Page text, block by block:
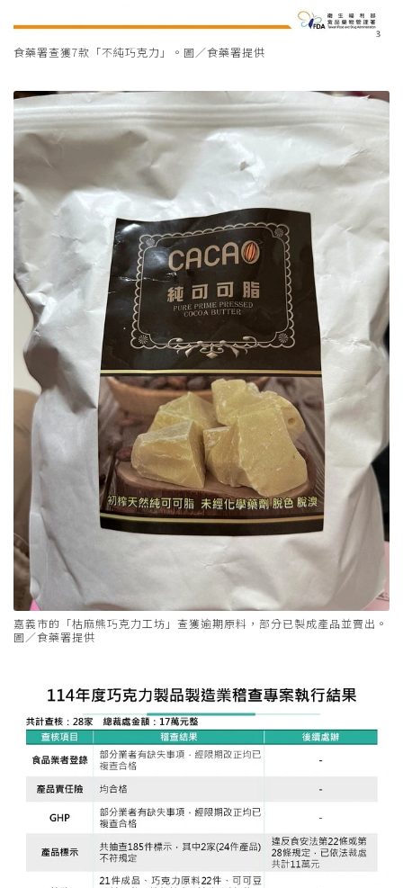
食藥署查獲7款「不純巧克力」。圖／食藥署提供
嘉義市的「枯麻熊巧克力工坊」查獲逾期原料，部分已製成產品並賣出。
圖／食藥署提供